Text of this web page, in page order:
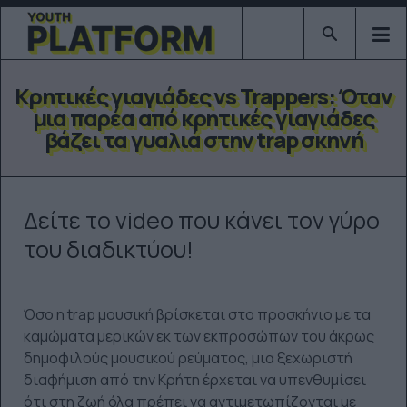
Type 2 or
Κρητικές γιαγιάδες vs Trappers: Όταν
μια παρέα από κρητικές γιαγιάδες
βάζει τα γυαλιά στην trap σκηνή
Δείτε το video που κάνει τον γύρο
του διαδικτύου!
Όσο η trap μουσική βρίσκεται στο προσκήνιο με τα
καμώματα μερικών εκ των εκπροσώπων του άκρως
δημοφιλούς μουσικού ρεύματος, μια ξεχωριστή
διαφήμιση από την Κρήτη έρχεται να υπενθυμίσει
ότι στη ζωή όλα πρέπει να αντιμετωπίζονται με